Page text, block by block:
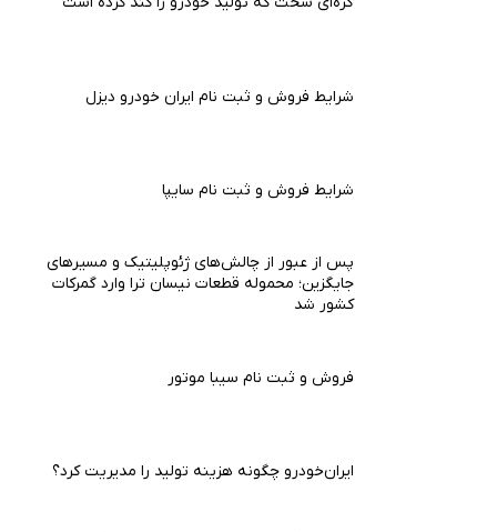
شرایط فروش و ثبت نام ایران خودرو دیزل
شرایط فروش و ثبت نام سایپا
پس از عبور از چالش‌های ژئوپلیتیک و مسیرهای
جایگزین؛ محموله قطعات نیسان ترا وارد گمرکات
کشور شد
فروش و ثبت نام سیبا موتور
ایران‌خودرو چگونه هزینه تولید را مدیریت کرد؟